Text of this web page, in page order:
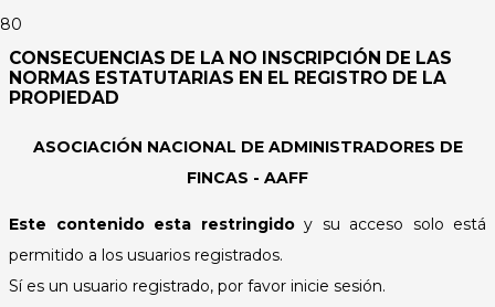
CONSECUENCIAS DE LA NO INSCRIPCIÓN DE LAS
NORMAS ESTATUTARIAS EN EL REGISTRO DE LA
PROPIEDAD
ASOCIACIÓN NACIONAL DE ADMINISTRADORES DE
FINCAS - AAFF
Este contenido esta restringidoy su acceso solo está
permitido a los usuarios registrados.
Sí es un usuario registrado, por favor inicie sesión.